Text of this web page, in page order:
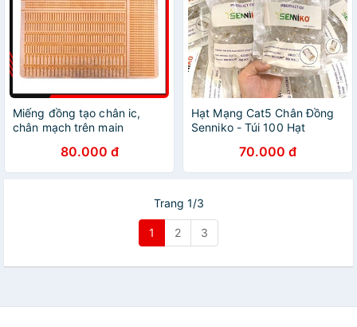
Miếng đồng tạo chân ic,
chân mạch trên main
80.000 đ
Hạt Mạng Cat5 Chân Đồng
Senniko - Túi 100 Hạt
70.000 đ
Trang 1/3
1 2 3